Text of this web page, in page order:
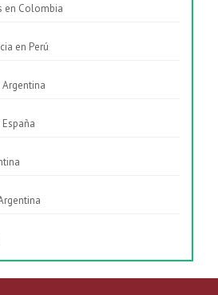
en Colombia
en Perú